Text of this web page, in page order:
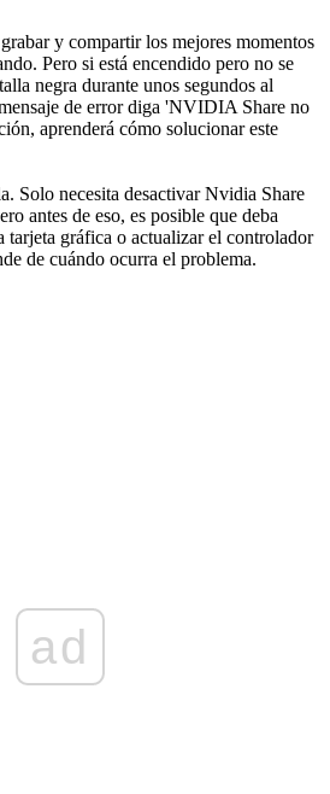
y compartir los mejores momentos
Pero si está encendido pero no se
negra durante unos segundos al
de error diga 'NVIDIA Share no
aprenderá cómo solucionar este
Solo necesita desactivar Nvidia Share
antes de eso, es posible que deba
tarjeta gráfica o actualizar el controlador
de cuándo ocurra el problema.
ad